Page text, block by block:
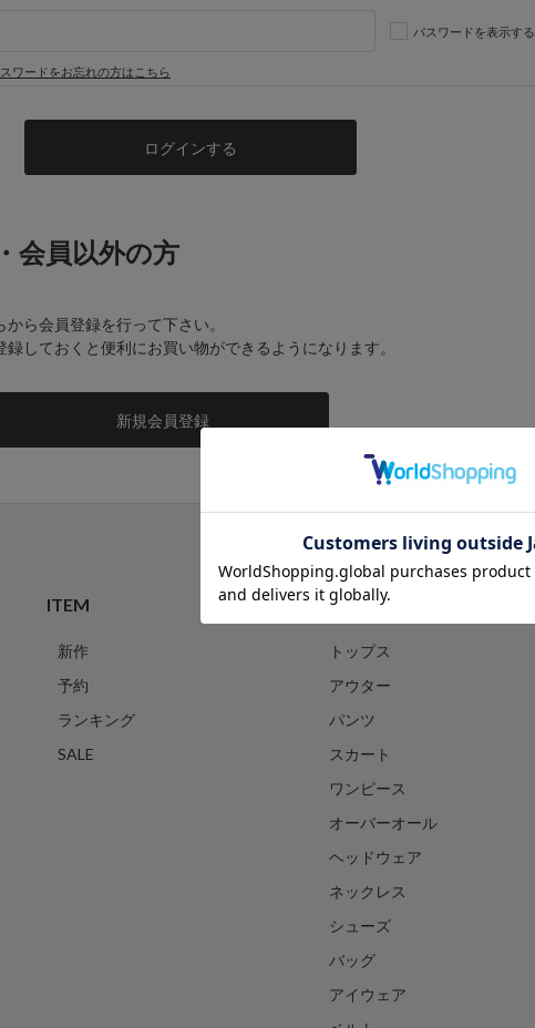
パスワードを表示する
ワードをお忘れの方はこちら
会員以外の方
ら会員登録を行って下さい。
しておくと便利にお買い物ができるようになります。
ITEM
新作
予約
ランキング
SALE
CATEGORY
トップス
アウター
パンツ
スカート
ワンピース
オーバーオール
ヘッドウェア
ネックレス
シューズ
バッグ
アイウェア